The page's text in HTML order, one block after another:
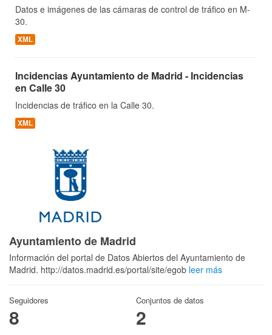
Datos e imágenes de las cámaras de control de tráfico en M-
30.
XML
Incidencias Ayuntamiento de Madrid - Incidencias
en Calle 30
Incidencias de tráfico en la Calle 30.
XML
Ayuntamiento de Madrid
Información del portal de Datos Abiertos del Ayuntamiento de
Madrid. http://datos.madrid.es/portal/site/egob leer más
Seguidores
8
Conjuntos de datos
2